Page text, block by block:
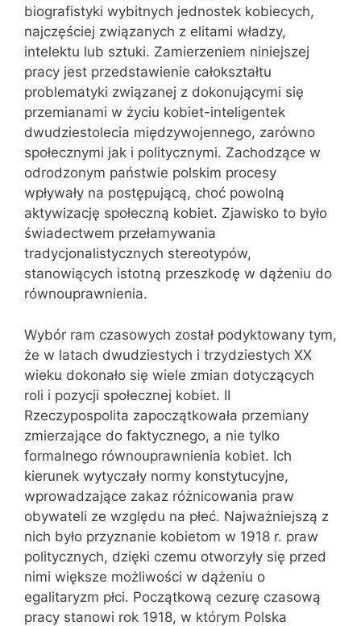
biografistyki wybitnych jednostek kobiecych,
najczęściej związanych z elitami władzy,
intelektu lub sztuki. Zamierzeniem niniejszej
pracy jest przedstawienie całokształtu
problematyki związanej z dokonującymi się
przemianami w życiu kobiet-inteligentek
dwudziestolecia międzywojennego, zarówno
społecznymi jak i politycznymi. Zachodzące w
odrodzonym państwie polskim procesy
wpływały na postępującą, choć powolną
aktywizację społeczną kobiet. Zjawisko to było
świadectwem przełamywania
tradycjonalistycznych stereotypów,
stanowiących istotną przeszkodę w dążeniu do
równouprawnienia.
Wybór ram czasowych został podyktowany tym,
że w latach dwudziestych i trzydziestych XX
wieku dokonało się wiele zmian dotyczących
roli i pozycji społecznej kobiet. II
Rzeczypospolita zapoczątkowała przemiany
zmierzające do faktycznego, a nie tylko
formalnego równouprawnienia kobiet. Ich
kierunek wytyczały normy konstytucyjne,
wprowadzające zakaz różnicowania praw
obywateli ze względu na płeć. Najważniejszą z
nich było przyznanie kobietom w 1918 r. praw
politycznych, dzięki czemu otworzyły się przed
nimi większe możliwości w dążeniu o
egalitaryzm płci. Początkową cezurę czasową
pracy stanowi rok 1918, w którym Polska